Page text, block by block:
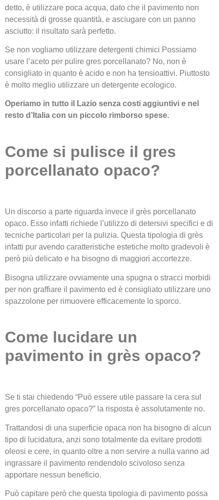
detto, è utilizzare poca acqua, dato che il pavimento non
necessità di grosse quantità, e asciugare con un panno
asciutto: il risultato sarà perfetto.
Se non vogliamo utilizzare detergenti chimici Possiamo
usare l’aceto per pulire gres porcellanato? No, non è
consigliato in quanto è acido e non ha tensioattivi. Piuttosto
è molto meglio utilizzare un detergente ecologico.
Operiamo in tutto il Lazio senza costi aggiuntivi e nel
resto d’Italia con un piccolo rimborso spese.
Come si pulisce il gres
porcellanato opaco?
Un discorso a parte riguarda invece il grès porcellanato
opaco. Esso infatti richiede l’utilizzo di detersivi specifici e di
tecniche particolari per la pulizia. Questa tipologia di grès
infatti pur avendo caratteristiche estetiche molto gradevoli è
però più delicato e ha bisogno di maggiori accortezze.
Bisogna utilizzare ovviamente una spugna o stracci morbidi
per non graffiare il pavimento ed è consigliato utilizzare uno
spazzolone per rimuovere efficacemente lo sporco.
Come lucidare un
pavimento in grès opaco?
Se ti stai chiedendo “Può essere utile passare la cera sul
gres porcellanato opaco?” la risposta è assolutamente no.
Trattandosi di una superficie opaca non ha bisogno di alcun
tipo di lucidatura, anzi sono totalmente da evitare prodotti
oleosi e cere, in quanto oltre a non servire a nulla vanno ad
ingrassare il pavimento rendendolo scivoloso senza
apportare nessun beneficio.
Può capitare però che questa tipologia di pavimento possa